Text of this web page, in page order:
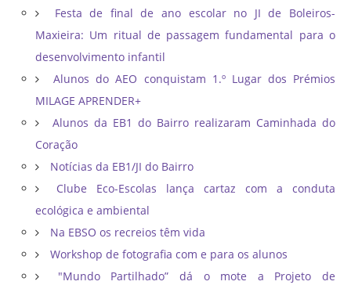
Festa de final de ano escolar no JI de Boleiros-
Maxieira: Um ritual de passagem fundamental para o
desenvolvimento infantil
Alunos do AEO conquistam 1.º Lugar dos Prémios
MILAGE APRENDER+
Alunos da EB1 do Bairro realizaram Caminhada do
Coração
Notícias da EB1/JI do Bairro
Clube Eco-Escolas lança cartaz com a conduta
ecológica e ambiental
Na EBSO os recreios têm vida
Workshop de fotografia com e para os alunos
"Mundo Partilhado” dá o mote a Projeto de